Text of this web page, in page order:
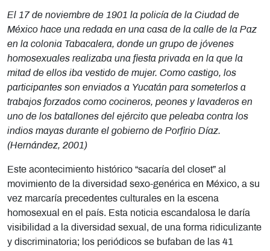
El 17 de noviembre de 1901 la policía de la Ciudad de
México hace una redada en una casa de la calle de la Paz
en la colonia Tabacalera, donde un grupo de jóvenes
homosexuales realizaba una fiesta privada en la que la
mitad de ellos iba vestido de mujer. Como castigo, los
participantes son enviados a Yucatán para someterlos a
trabajos forzados como cocineros, peones y lavaderos en
uno de los batallones del ejército que peleaba contra los
indios mayas durante el gobierno de Porfirio Díaz.
(Hernández, 2001)
Este acontecimiento histórico “sacaría del closet” al
movimiento de la diversidad sexo-genérica en México, a su
vez marcaría precedentes culturales en la escena
homosexual en el país. Esta noticia escandalosa le daría
visibilidad a la diversidad sexual, de una forma ridiculizante
y discriminatoria; los periódicos se bufaban de las 41